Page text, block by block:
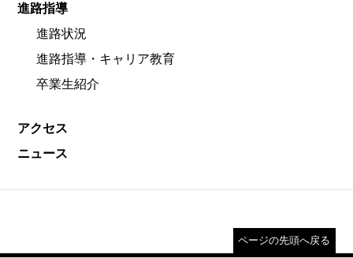
進路指導
進路状況
進路指導・キャリア教育
卒業生紹介
アクセス
ニュース
ページの先頭へ戻る